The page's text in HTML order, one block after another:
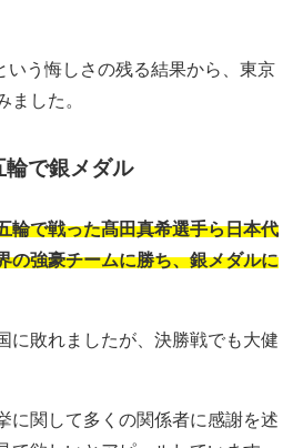
いう悔しさの残る結果から、東京
ました。
輪で銀メダル
輪で戦った髙田真希選手ら日本代
の強豪チームに勝ち、銀メダルに
に敗れましたが、決勝戦でも大健
に関して多くの関係者に感謝を述